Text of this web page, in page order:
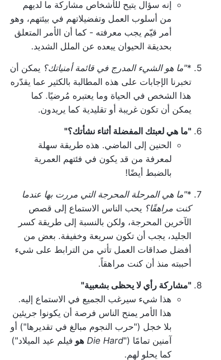
إنه سؤال يتيح للأشخاص مشاركة ما لديهم
من أسلوب العمل وتفضيلاتهم في بيئتهم، وهو
أمر قيّم يجب معرفته - كما أن الأمر المتعلق
بحديقة الحيوان يبعده عن الملل الشديد.
*"ما هو الشيء المدرج في قائمة أمنياتك؟ يمكن أن
تخبرنا الإجابات على هذه المطالبة بالكثير عما يقدّره
هذا الشخص في الحياة وما يعتبره مُرضيًا. كما
يمكن أن تكون غريبة أو تقليدية كما يريدون.
"ما هي لعبتك المفضلة أثناء نشأتك؟"
الحنين إلى الماضي. هذه طريقة سهلة
لمعرفة من قد يكون في فئتهم العمرية
بالضبط أيضًا!
*"ما هي المرحلة المحرجة التي مررت بها عندما
كنت مراهقًا؟ يحب الناس الاستماع إلى قصص
الآخرين المحرجة، ولكن بالنسبة إلى طريقة كسر
الجليد، يجب أن تكون سريعة وخفيفة. بعض من
أفضل صداقات العمل تأتي من الترابط على شيء
أحببته منذ أن كنت مراهقاً.
"مشاركة رأي لا يحظى بشعبية"
هذا شيء سيرغب الجميع في الاستماع إليه.
هذا الأمر يمنح الناس فرصة أن يكونوا جريئين
بلا خجل ("حرب النجوم مبالغ في تقديرها") أو
آمنين تمامًا ("Die Hard هو فيلم عيد الميلاد")
كما يحلو لهم.